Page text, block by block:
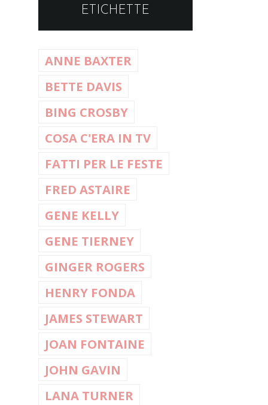
ETICHETTE
ANNE BAXTER
BETTE DAVIS
BING CROSBY
COSA C'ERA IN TV
FATTI PER LE FESTE
FRED ASTAIRE
GENE KELLY
GENE TIERNEY
GINGER ROGERS
HENRY FONDA
JAMES STEWART
JOAN FONTAINE
JOHN GAVIN
LANA TURNER